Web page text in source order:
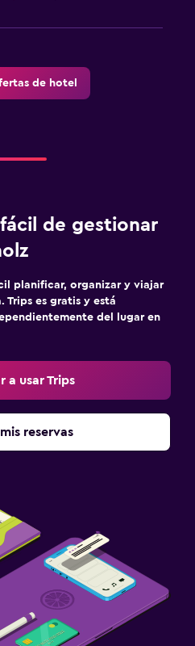
de hotel
de gestionar
planificar, organizar y viajar
Trips es gratis y está
del lugar en
a usar Trips
reservas